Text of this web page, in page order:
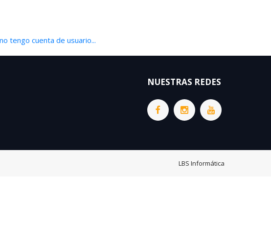
tengo cuenta de usuario...
NUESTRAS REDES
LBS Informática